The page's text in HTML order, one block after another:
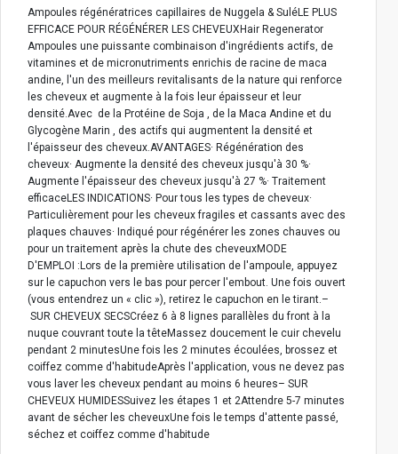
Ampoules régénératrices capillaires de Nuggela & SuléLE PLUS
EFFICACE POUR RÉGÉNÉRER LES CHEVEUXHair Regenerator
Ampoules une puissante combinaison d'ingrédients actifs, de
vitamines et de micronutriments enrichis de racine de maca
andine, l'un des meilleurs revitalisants de la nature qui renforce
les cheveux et augmente à la fois leur épaisseur et leur
densité.Avec de la Protéine de Soja , de la Maca Andine et du
Glycogène Marin , des actifs qui augmentent la densité et
l'épaisseur des cheveux.AVANTAGES· Régénération des
cheveux· Augmente la densité des cheveux jusqu'à 30 %·
Augmente l'épaisseur des cheveux jusqu'à 27 %· Traitement
efficaceLES INDICATIONS· Pour tous les types de cheveux·
Particulièrement pour les cheveux fragiles et cassants avec des
plaques chauves· Indiqué pour régénérer les zones chauves ou
pour un traitement après la chute des cheveuxMODE
D'EMPLOI :Lors de la première utilisation de l'ampoule, appuyez
sur le capuchon vers le bas pour percer l'embout. Une fois ouvert
(vous entendrez un « clic »), retirez le capuchon en le tirant.–
SUR CHEVEUX SECSCréez 6 à 8 lignes parallèles du front à la
nuque couvrant toute la têteMassez doucement le cuir chevelu
pendant 2 minutesUne fois les 2 minutes écoulées, brossez et
coiffez comme d'habitudeAprès l'application, vous ne devez pas
vous laver les cheveux pendant au moins 6 heures– SUR
CHEVEUX HUMIDESSuivez les étapes 1 et 2Attendre 5-7 minutes
avant de sécher les cheveuxUne fois le temps d'attente passé,
séchez et coiffez comme d'habitude